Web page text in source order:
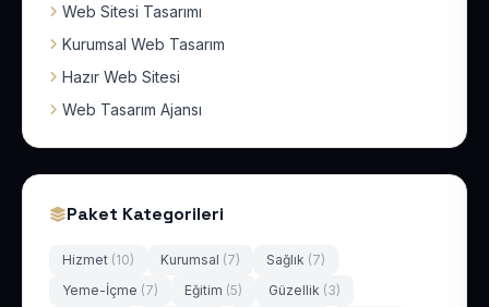
Web Sitesi Tasarımı
Kurumsal Web Tasarım
Hazır Web Sitesi
Web Tasarım Ajansı
Paket Kategorileri
Hizmet (10) Kurumsal (7) Sağlık (7)
Yeme-İçme (7) Eğitim (5) Güzellik (3)